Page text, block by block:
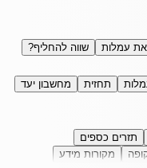
עמלות
שווה להחליף?
תחזית
מחשבון יעד
תזרים כספים
מקורות מידע